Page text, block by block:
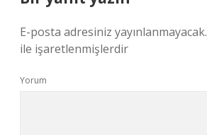
E-posta adresiniz yayınlanmayacak.
ile işaretlenmişlerdir
Yorum